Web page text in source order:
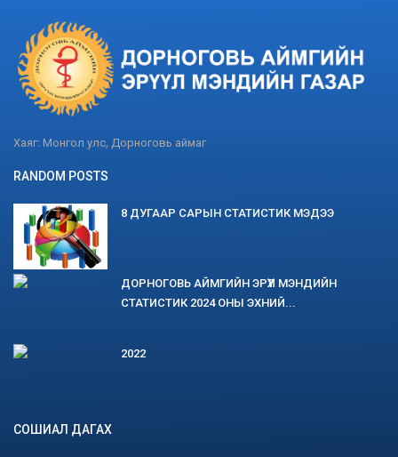
Хаяг: Монгол улс, Дорноговь аймаг
RANDOM POSTS
8 ДУГААР САРЫН СТАТИСТИК МЭДЭЭ
ДОРНОГОВЬ АЙМГИЙН ЭРҮҮЛ МЭНДИЙН
СТАТИСТИК 2024 ОНЫ ЭХНИЙ...
2022
СОШИАЛ ДАГАХ